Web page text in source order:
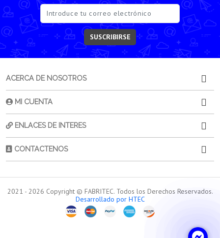
SUSCRIBIRSE
ACERCA DE NOSOTROS
MI CUENTA
ENLACES DE INTERES
CONTACTENOS
2021 - 2026 Copyright © FABRITEC. Todos los Derechos Reservados.
Desarrollado por HTEC